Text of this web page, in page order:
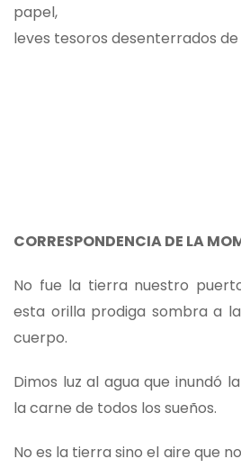
papel,
leves tesoros desenterrados de
CORRESPONDENCIA DE LA
No fue la tierra nuestro
esta orilla prodiga sombra a
cuerpo.
Dimos luz al agua que inundó
la carne de todos los sueños.
No es la tierra sino el aire que